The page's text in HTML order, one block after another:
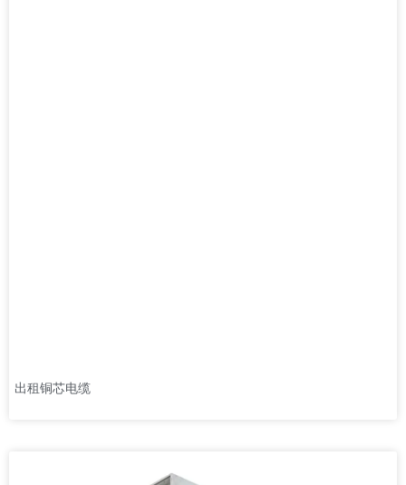
出租铜芯电缆